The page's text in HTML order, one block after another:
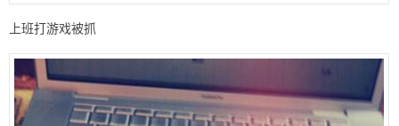
上班打游戏被抓